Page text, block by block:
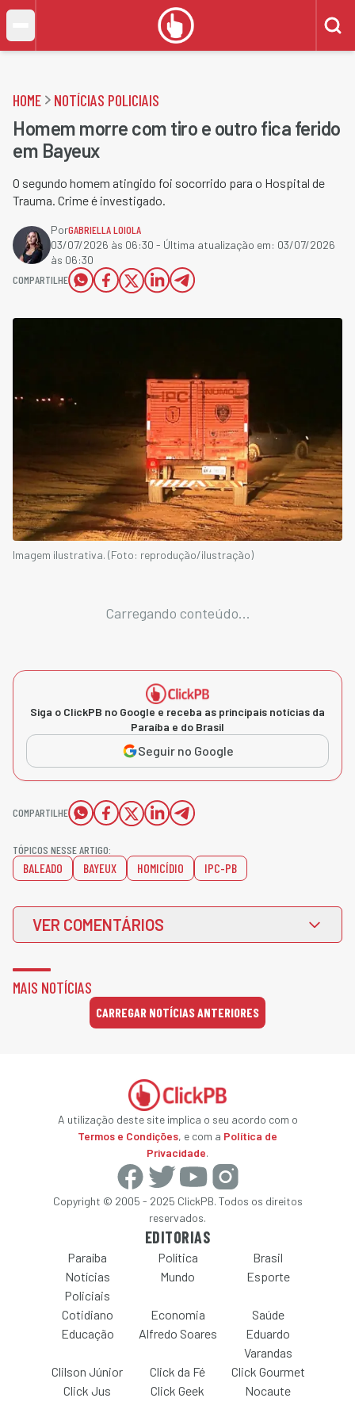
HOME NOTÍCIAS POLICIAIS
Homem morre com tiro e outro fica ferido
em Bayeux
O segundo homem atingido foi socorrido para o Hospital de
Trauma. Crime é investigado.
PorGABRIELLA LOIOLA
03/07/2026 às 06:30 - Última atualização em: 03/07/2026
às 06:30
COMPARTILHE
Imagem ilustrativa. (Foto: reprodução/ilustração)
Carregando conteúdo...
Siga o ClickPB no Google e receba as principais notícias da
Paraíba e do Brasil
Seguir no Google
COMPARTILHE
TÓPICOS NESSE ARTIGO:
BALEADO BAYEUX HOMICÍDIO IPC-PB
VER COMENTÁRIOS
MAIS NOTÍCIAS
CARREGAR NOTÍCIAS ANTERIORES
A utilização deste site implica o seu acordo com o
Termos e Condições, e com a Política de
Privacidade.
Copyright © 2005 - 2025 ClickPB. Todos os direitos
reservados.
EDITORIAS
Paraíba Política
Brasil
Notícias
Policiais
Mundo Esporte
Cotidiano Economia
Saúde
Educação
Alfredo Soares
Eduardo
Varandas
Clilson Júnior
Click da Fé
Click Gourmet
Click Jus
Click Geek Nocaute